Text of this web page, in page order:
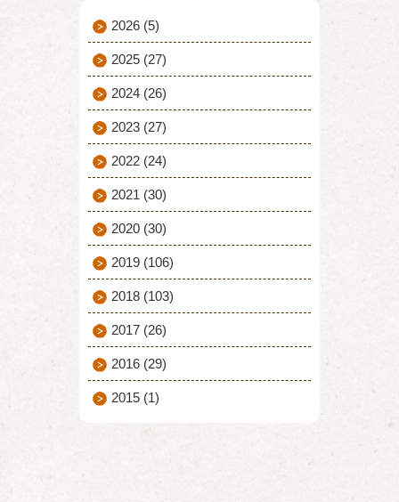
2026 (5)
2025 (27)
2024 (26)
2023 (27)
2022 (24)
2021 (30)
2020 (30)
2019 (106)
2018 (103)
2017 (26)
2016 (29)
2015 (1)